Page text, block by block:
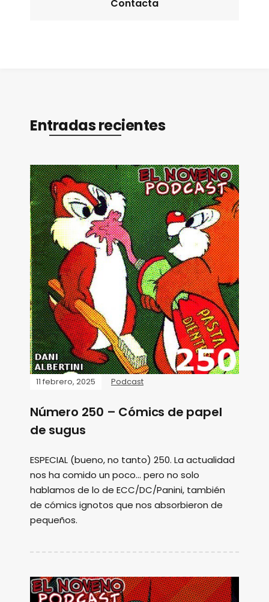
Contacta
Entradas recientes
11 febrero, 2025 Podcast
Número 250 – Cómics de papel
de sugus
ESPECIAL (bueno, no tanto) 250. La actualidad
nos ha comido un poco... pero no solo
hablamos de lo de ECC/DC/Panini, también
de cómics ignotos que nos absorbieron de
pequeños.